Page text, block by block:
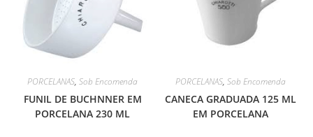
PORCELANAS,Sob Encomenda
FUNIL DE BUCHNNER EM
PORCELANA 230 ML
PORCELANAS, Sob Encomenda
CANECA GRADUADA 125 ML
EM PORCELANA